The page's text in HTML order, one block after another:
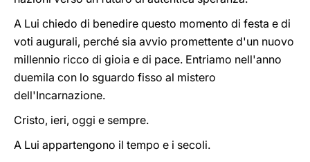
A Lui chiedo di benedire questo momento di festa e di
voti augurali, perché sia avvio promettente d'un nuovo
millennio ricco di gioia e di pace. Entriamo nell'anno
duemila con lo sguardo fisso al mistero
dell'Incarnazione.
Cristo, ieri, oggi e sempre.
A Lui appartengono il tempo e i secoli.